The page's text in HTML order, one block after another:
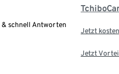
schnell Antworten
Jetzt
Jetzt